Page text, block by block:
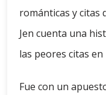
románticas y citas
Jen cuenta una
las peores citas
Fue con un